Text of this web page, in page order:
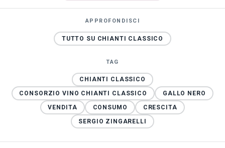
APPROFONDISCI
TUTTO SU CHIANTI CLASSICO
TAG
CHIANTI CLASSICO
CONSORZIO VINO CHIANTI CLASSICO
GALLO NERO
VENDITA
CONSUMO
CRESCITA
SERGIO ZINGARELLI